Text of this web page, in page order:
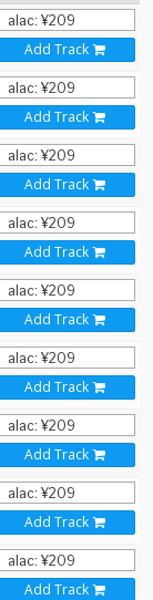
Add Track
Add Track
Add Track
Add Track
Add Track
Add Track
Add Track
Add Track
Add Track